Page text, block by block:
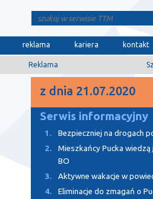
reklama kariera kontakt
Reklama
z dnia 21.07.2020
Serwis informacyjny
1.
Bezpieczniej na drogach
2.
Mieszkańcy Pucka
BO
3.
Aktywne wakacje w
4.
Eliminacje do zmagań o